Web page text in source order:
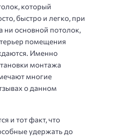
который
быстро и легко, при
ни основной потолок,
помещения
Именно
монтажа
многие
о данном
и тот факт, что
удержать до